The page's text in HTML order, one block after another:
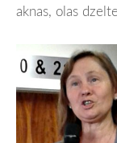
aknas, olas